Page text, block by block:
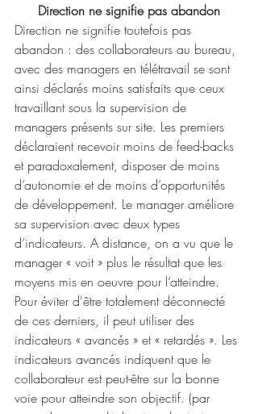
Direction ne signifie pas abandon
Direction ne signifie toutefois pas
abandon : des collaborateurs au bureau,
avec des managers en télétravail se sont
ainsi déclarés moins satisfaits que ceux
travaillant sous la supervision de
managers présents sur site. Les premiers
déclaraient recevoir moins de feed-backs
et paradoxalement, disposer de moins
d’autonomie et de moins d’opportunités
de développement. Le manager améliore
sa supervision avec deux types
d’indicateurs. A distance, on a vu que le
manager « voit » plus le résultat que les
moyens mis en oeuvre pour l’atteindre.
Pour éviter d'être totalement déconnecté
de ces derniers, il peut utiliser des
indicateurs « avancés » et « retardés ». Les
indicateurs avancés indiquent que le
collaborateur est peut-être sur la bonne
voie pour atteindre son objectif. (par